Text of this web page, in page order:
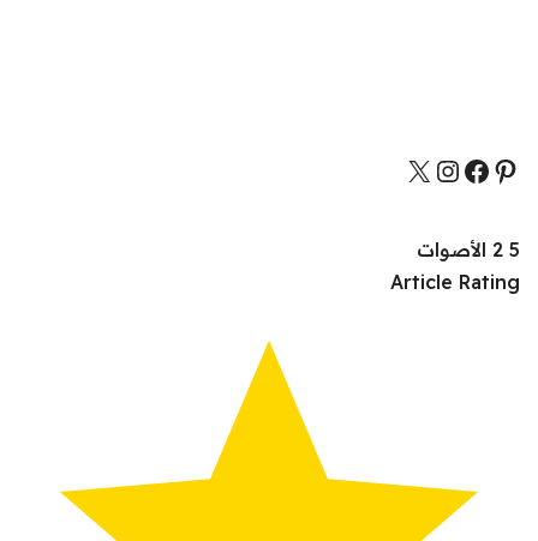
5
2 الأصوات
Article Rating